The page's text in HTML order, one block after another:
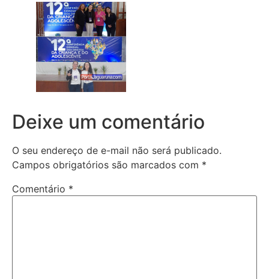
Deixe um comentário
O seu endereço de e-mail não será publicado.
Campos obrigatórios são marcados com *
Comentário *